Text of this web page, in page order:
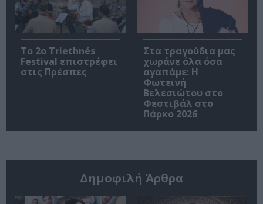
Το 2ο Triethnés
Festival επιστρέφει
στις Πρέσπες
Στα τραγούδια μας
χωράνε όλα όσα
αγαπάμε: Η
Φωτεινή
Βελεσιώτου στο
Φεστιβάλ στο
Πάρκο 2026
Δημοφιλή Άρθρα